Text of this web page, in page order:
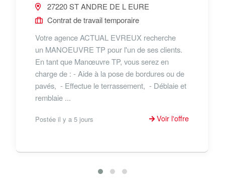
27220 ST ANDRE DE L EURE
Contrat de travail temporaire
Votre agence ACTUAL EVREUX recherche
un MANOEUVRE TP pour l'un de ses clients.
En tant que Manœuvre TP, vous serez en
charge de : - Aide à la pose de bordures ou de
pavés, - Effectue le terrassement, - Déblaie et
remblaie ...
Postée il y a 5 jours Voir l'offre